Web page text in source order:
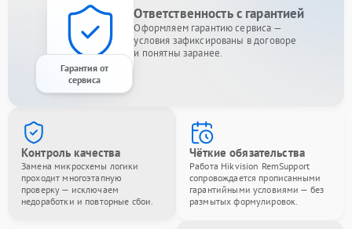
Гарантия от
сервиса
Ответственность с гарантией
Оформляем гарантию сервиса —
условия зафиксированы в договоре
и понятны заранее.
Контроль качества
Замена микросхемы логики
проходит многоэтапную
проверку — исключаем
недоработки и повторные сбои.
Чёткие обязательства
Работа Hikvision RemSupport
сопровождается прописанными
гарантийными условиями — без
размытых формулировок.